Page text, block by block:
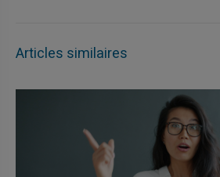
Articles similaires